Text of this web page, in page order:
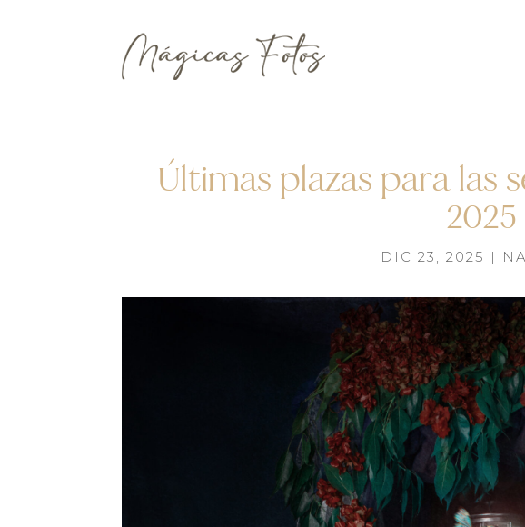
Últimas plazas para las
2025
DIC 23, 2025 |